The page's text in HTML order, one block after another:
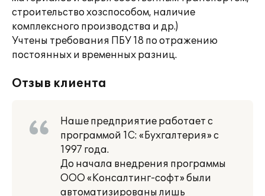
строительство хозспособом, наличие
комплексного производства и др.)
Учтены требования ПБУ 18 по отражению
постоянных и временных разниц.
Отзыв клиента
Наше предприятие работает с
программой 1С: «Бухгалтерия» с
1997 года.
До начала внедрения программы
ООО «Консалтинг-софт» были
автоматизированы лишь